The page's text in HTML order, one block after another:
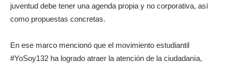
juventud debe tener una agenda propia y no corporativa, así
como propuestas concretas.
En ese marco mencionó que el movimiento estudiantil
#YoSoy132 ha logrado atraer la atención de la ciudadanía,